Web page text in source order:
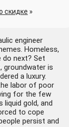
скидке »
engineer
Homeless,
do next? Set
groundwater is
a luxury.
labor of poor
for the few
gold, and
to cope
persist and